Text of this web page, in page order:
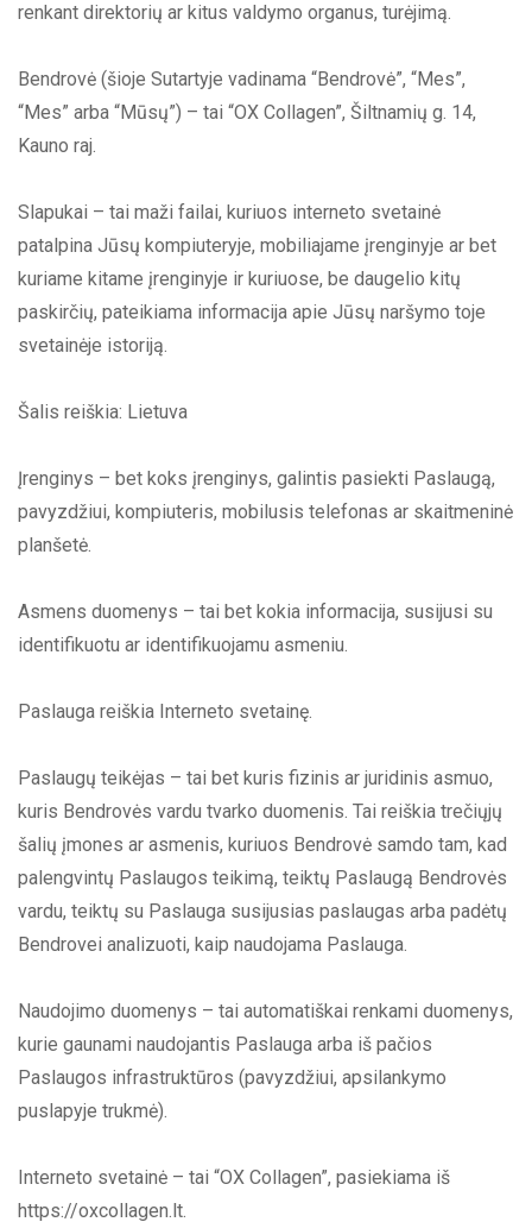
renkant direktorių ar kitus valdymo organus, turėjimą.
Bendrovė (šioje Sutartyje vadinama “Bendrovė”, “Mes”,
“Mes” arba “Mūsų”) – tai “OX Collagen”, Šiltnamių g. 14,
Kauno raj.
Slapukai – tai maži failai, kuriuos interneto svetainė
patalpina Jūsų kompiuteryje, mobiliajame įrenginyje ar bet
kuriame kitame įrenginyje ir kuriuose, be daugelio kitų
paskirčių, pateikiama informacija apie Jūsų naršymo toje
svetainėje istoriją.
Šalis reiškia: Lietuva
Įrenginys – bet koks įrenginys, galintis pasiekti Paslaugą,
pavyzdžiui, kompiuteris, mobilusis telefonas ar skaitmeninė
planšetė.
Asmens duomenys – tai bet kokia informacija, susijusi su
identifikuotu ar identifikuojamu asmeniu.
Paslauga reiškia Interneto svetainę.
Paslaugų teikėjas – tai bet kuris fizinis ar juridinis asmuo,
kuris Bendrovės vardu tvarko duomenis. Tai reiškia trečiųjų
šalių įmones ar asmenis, kuriuos Bendrovė samdo tam, kad
palengvintų Paslaugos teikimą, teiktų Paslaugą Bendrovės
vardu, teiktų su Paslauga susijusias paslaugas arba padėtų
Bendrovei analizuoti, kaip naudojama Paslauga.
Naudojimo duomenys – tai automatiškai renkami duomenys,
kurie gaunami naudojantis Paslauga arba iš pačios
Paslaugos infrastruktūros (pavyzdžiui, apsilankymo
puslapyje trukmė).
Interneto svetainė – tai “OX Collagen”, pasiekiama iš
https://oxcollagen.lt.